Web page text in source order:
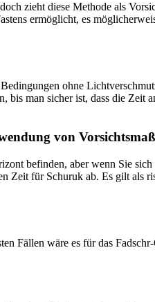
zieht diese Methode als
ermöglicht, es
ohne
bis man sicher ist, dass die Zeit
von
befinden, aber wenn Sie
Zeit für Schuruk ab. Es gilt als
Fällen wäre es für das